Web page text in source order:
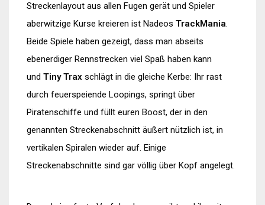
Streckenlayout aus allen Fugen gerät und Spieler
aberwitzige Kurse kreieren ist Nadeos TrackMania.
Beide Spiele haben gezeigt, dass man abseits
ebenerdiger Rennstrecken viel Spaß haben kann
und Tiny Trax schlägt in die gleiche Kerbe: Ihr rast
durch feuerspeiende Loopings, springt über
Piratenschiffe und füllt euren Boost, der in den
genannten Streckenabschnitt äußert nützlich ist, in
vertikalen Spiralen wieder auf. Einige
Streckenabschnitte sind gar völlig über Kopf angelegt.